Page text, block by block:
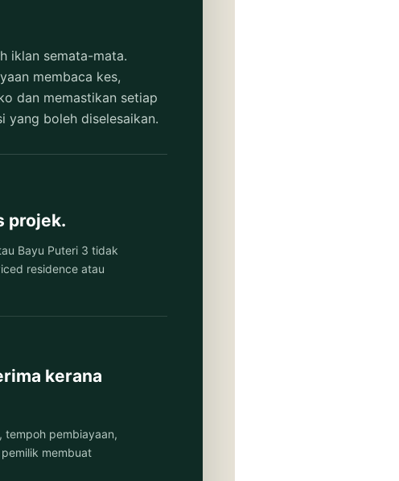
iklan semata-mata.
membaca kes,
dan memastikan setiap
yang boleh diselesaikan.
projek.
Bayu Puteri 3 tidak
residence atau
kerana
tempoh pembiayaan,
membuat